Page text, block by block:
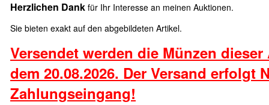
Herzlichen Dank für Ihr Interesse an meinen Auktionen.
Sie bieten exakt auf den abgebildeten Artikel.
Versendet werden die Münzen
dem 20.08.2026. Der Versand erfolgt
Zahlungseingang!